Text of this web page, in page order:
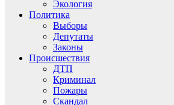
Экология
Политика
Выборы
Депутаты
Законы
Происшествия
ДТП
Криминал
Пожары
Скандал